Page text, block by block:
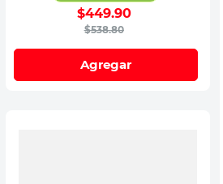
$538.80
$449.90
Agregar